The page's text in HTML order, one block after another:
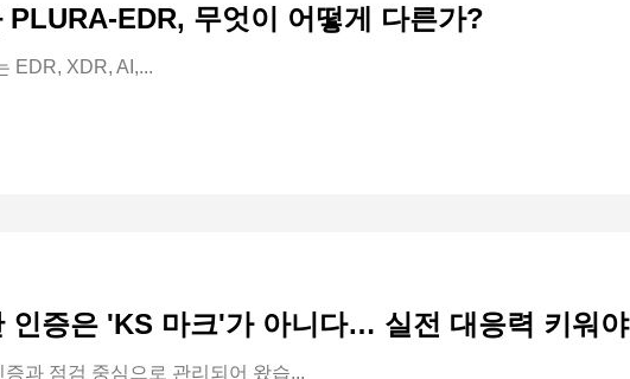
EDR, 무엇이 어떻게 다른가?
EDR, XDR, AI,...
인증은 'KS 마크'가 아니다… 실전 대응력 키워야
과 점검 중심으로 관리되어 왔습...